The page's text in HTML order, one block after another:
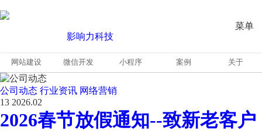
菜单
网站建设 微信开发 小程序 案例 关于
公司动态 行业资讯 网络营销
13 2026.02
2026春节放假通知--致新老客户